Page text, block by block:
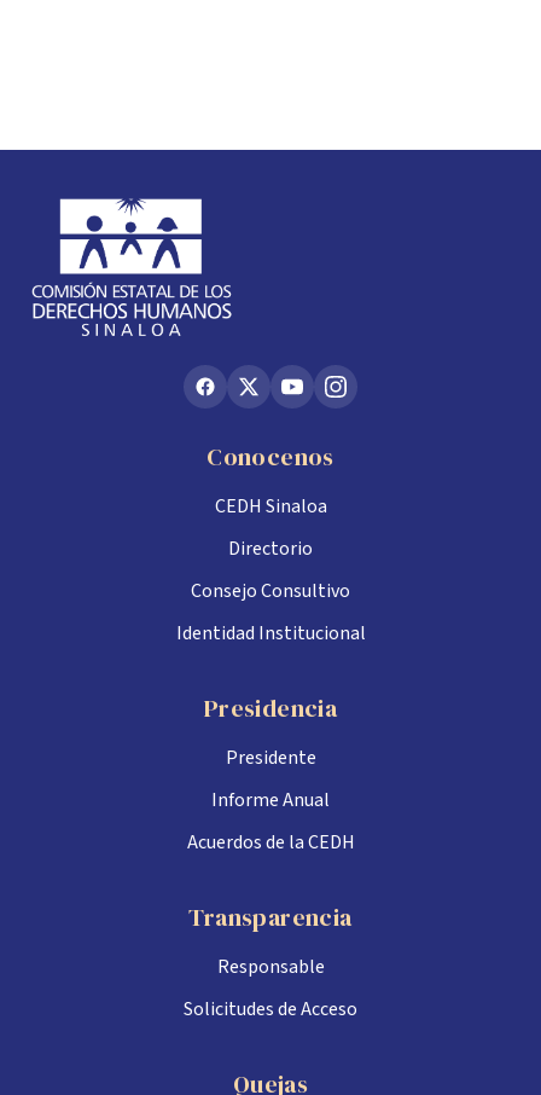
Conocenos
CEDH Sinaloa
Directorio
Consejo Consultivo
Identidad Institucional
Presidencia
Presidente
Informe Anual
Acuerdos de la CEDH
Transparencia
Responsable
Solicitudes de Acceso
Quejas